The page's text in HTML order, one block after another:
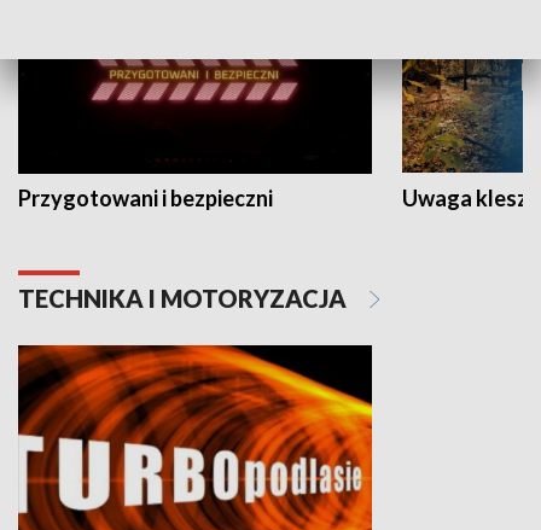
Przygotowani i bezpieczni Uwaga
TECHNIKA I MOTORYZACJA